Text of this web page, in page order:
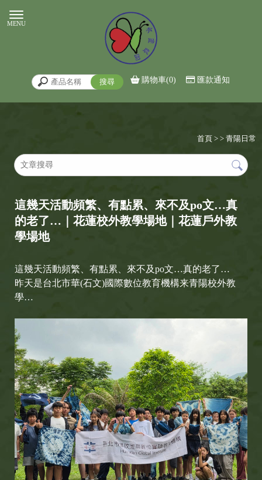
購物車(0) 匯款通知
首頁 > > 青陽日常
這幾天活動頻繁、有點累、來不及po文…真
的老了…｜花蓮校外教學場地｜花蓮戶外教
學場地
這幾天活動頻繁、有點累、來不及po文…真的老了…
昨天是台北市華(石文)國際數位教育機構来青陽校外教
學…